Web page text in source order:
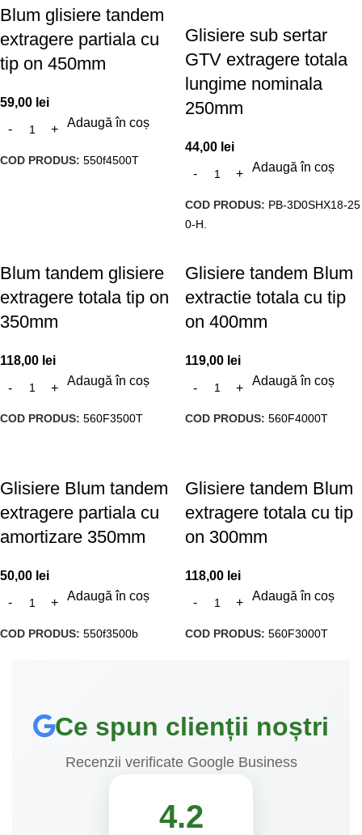
Blum glisiere tandem
extragere partiala cu
tip on 450mm
59,00 lei
Adaugă în coș
COD PRODUS: 550f4500T
Glisiere sub sertar
GTV extragere totala
lungime nominala
250mm
44,00 lei
Adaugă în coș
COD PRODUS: PB-3D0SHX18-25
0-H.
Blum tandem glisiere
extragere totala tip on
350mm
118,00 lei
Adaugă în coș
COD PRODUS: 560F3500T
Glisiere tandem Blum
extractie totala cu tip
on 400mm
119,00 lei
Adaugă în coș
COD PRODUS: 560F4000T
Glisiere Blum tandem
extragere partiala cu
amortizare 350mm
50,00 lei
Adaugă în coș
COD PRODUS: 550f3500b
Glisiere tandem Blum
extragere totala cu tip
on 300mm
118,00 lei
Adaugă în coș
COD PRODUS: 560F3000T
Ce spun clienții noștri
Recenzii verificate Google Business
4.2